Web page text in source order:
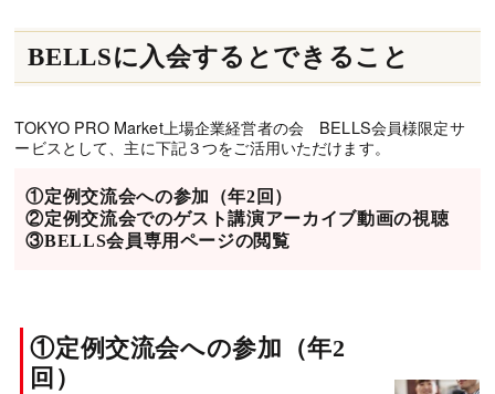
BELLSに入会するとできること
TOKYO PRO Market上場企業経営者の会 BELLS会員様限定サ
ービスとして、主に下記３つをご活用いただけます。
①定例交流会への参加（年2回）
②定例交流会でのゲスト講演アーカイブ動画の視聴
③BELLS会員専用ページの閲覧
①定例交流会への参加（年2
回）